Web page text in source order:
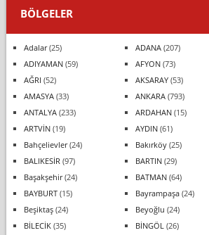
BÖLGELER
Adalar(25) ADANA(207)
ADIYAMAN(59) AFYON(73)
AĞRI (52) AKSARAY(53)
AMASYA(33) ANKARA(793)
ANTALYA(233) ARDAHAN(15)
ARTVİN(19) AYDIN(61)
Bahçelievler(24) Bakırköy(25)
BALIKESİR (97) BARTIN(29)
Başakşehir(24) BATMAN(64)
BAYBURT(15) Bayrampaşa(24)
Beşiktaş(24) Beyoğlu (24)
BİLECİK(35) BİNGÖL (26)